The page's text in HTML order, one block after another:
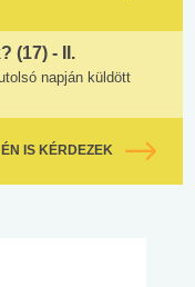
(17) - II.
napján küldött
ÉN IS KÉRDEZEK